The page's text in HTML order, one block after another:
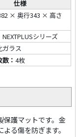
仕様
× 奥行343 × 高さ
NEXTPLUSシリーズ
ガラス
数：4枚
保護マットです。金
る傷を防ぎます。